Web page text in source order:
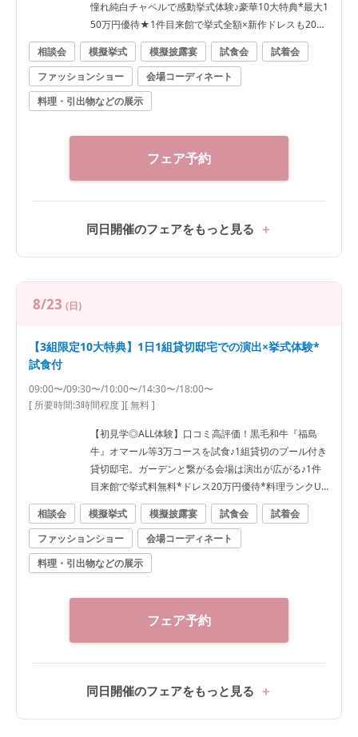
憧れ純白チャペルで感動挙式体験♪豪華10大特典*最大1
50万円優待★1件目来館で挙式全額×新作ドレスも20万
円優待
相談会 模擬挙式 模擬披露宴 試食会
試着会
ファッションショー
会場コーディネート
料理・引出物などの展示
フェア予約
同日開催のフェアをもっと見る
8/23 (日)
【3組限定10大特典】1日1組貸切邸宅での演出×挙式体験*
試食付
09:00〜/09:30〜/10:00〜/14:30〜/18:00〜
[ 所要時間:3時間程度][ 無料 ]
【初見学◎ALL体験】口コミ高評価！黒毛和牛『福島
牛』オマール等3万コースを試食♪1組貸切のプール付き
貸切邸宅。ガーデンと繋がる会場は演出が広がる♪1件
目来館で挙式料無料*ドレス20万円優待*料理ランクUP
特典♪ 専属プランナーがふたりの不安や疑問を全て解
消！イチから分かるBIGフェア★ぴったりなWをご提案
★ ●＼料理で選ばれてNo1★／福島県料理ランキング1
位★ゲストも大満足の料理を無料試食！3万相当福島牛
*オマール絶品コース試食★ ●郡山駅10分の好立地×非
ロップ&フライ*バルーン演出 ・模擬挙式★全天候型*
幻想的な雲海演出&感動のチャペルムービー体験など
●安心の相談会*実際に打合せを行っているプランナー
相談会 模擬挙式 模擬披露宴 試食会
試着会
ファッションショー
会場コーディネート
料理・引出物などの展示
フェア予約
同日開催のフェアをもっと見る